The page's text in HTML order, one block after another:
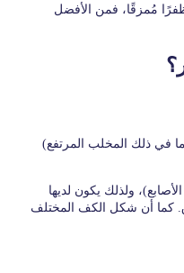
مُمزقًا، فمن الأفضل
ولذلك يكون لديها
كما أن شكل الكف المختلف